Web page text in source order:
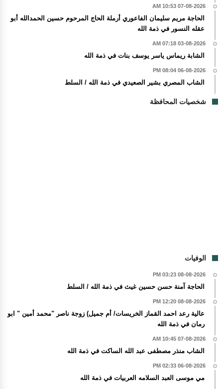
07-08-2026 10:53 AM
الحاجة مريم سليمان الفاعوري أرملة الحاج المرحوم حسين الحمدالله أبو
عقله النسور في ذمة الله
03-08-2026 07:18 AM
الشابة ريماس ياسر يوسف بنات في ذمة الله
06-08-2026 08:04 PM
الشاب المصري بشير الصعيدي في ذمة الله / السلط
شخصيات المحافظة
الوفيات
08-08-2026 03:23 PM
الحاجة آمنة حسن حسين غيث في ذمة الله / السلط
08-08-2026 12:20 PM
عالية رعد احمد القماز الخريسات/ أم جميل) زوجة ناصر "محمد أمين " ابو
رمان في ذمة الله
07-08-2026 10:45 AM
الشاب منذر مصطفى عبد الله الساكت في ذمة الله
06-08-2026 02:33 PM
مي موسى العبد السلامه العربيات في ذمة الله